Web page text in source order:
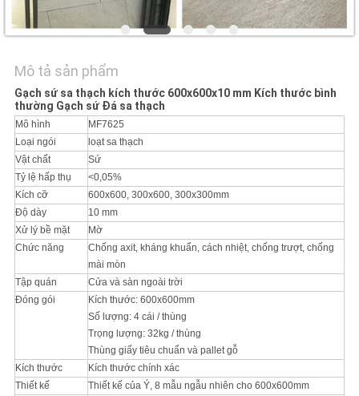
SƠ
ĐỒ
TRANG
WEB
CHÍNH
SÁCH
BẢO
MẬT
Mô tả sản phẩm
Gạch sứ sa thạch kích thước 600x600x10 mm Kích thước bình
thường Gạch sứ Đá sa thạch
Mô hình
MF7625
Loại ngói
loạt sa thạch
Vật chất
Sứ
Tỷ lệ hấp thụ
<0,05%
Kích cỡ
600x600, 300x600, 300x300mm
Độ dày
10 mm
Xử lý bề mặt
Mờ
Chức năng
Chống axit, kháng khuẩn, cách nhiệt, chống trượt, chống
mài mòn
Tập quán
Cửa và sàn ngoài trời
Đóng gói
Kích thước: 600x600mm
Số lượng: 4 cái / thùng
Trọng lượng: 32kg / thùng
Thùng giấy tiêu chuẩn và pallet gỗ
Kích thước
Kích thước chính xác
Thiết kế
Thiết kế của Ý, 8 mẫu ngẫu nhiên cho 600x600mm